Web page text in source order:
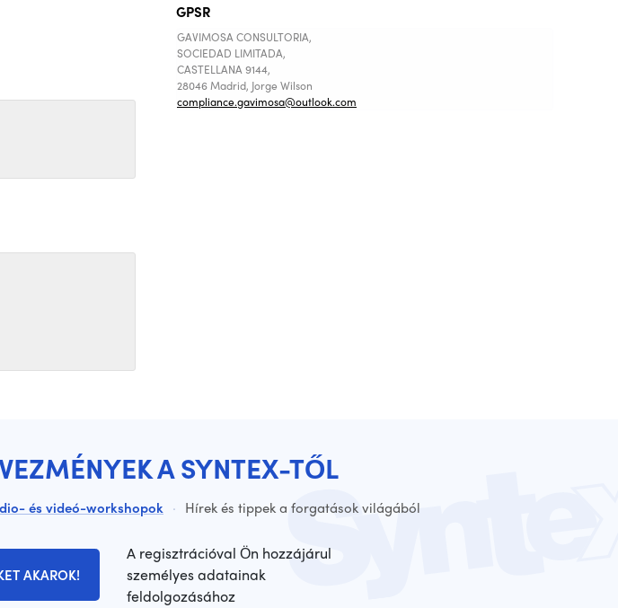
GPSR
GAVIMOSA CONSULTORIA,
SOCIEDAD LIMITADA,
CASTELLANA 9144,
28046 Madrid, Jorge Wilson
compliance.gavimosa@outlook.com
A SYNTEX-TŐL
és videó-workshopok · Hírek és tippek a forgatások világából
AKAROK!
A regisztrációval Ön hozzájárul
személyes adatainak
feldolgozásához